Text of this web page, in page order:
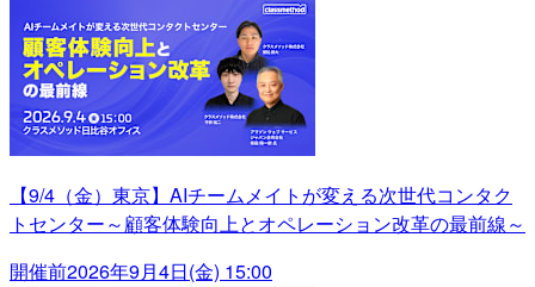
【9/4（金）東京】AIチームメイトが変える次世代コンタク
トセンター～顧客体験向上とオペレーション改革の最前線～
開催前2026年9月4日(金) 15:00